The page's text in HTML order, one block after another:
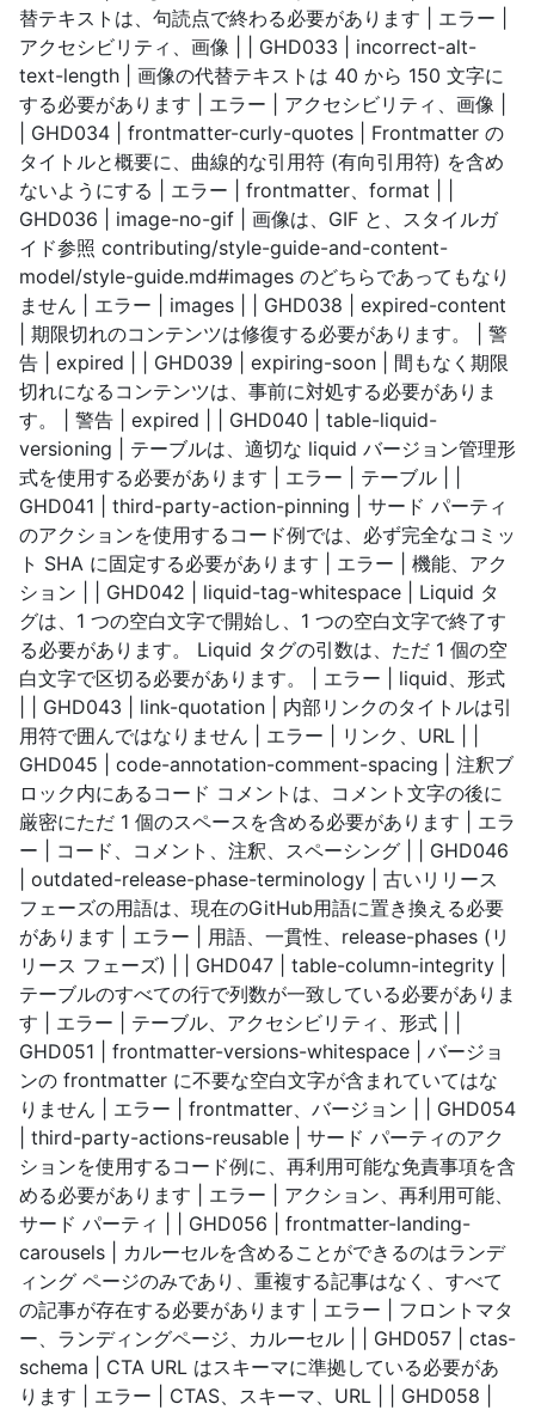
替テキストは、句読点で終わる必要があります | エラー |
アクセシビリティ、画像 | | GHD033 | incorrect-alt-
text-length | 画像の代替テキストは 40 から 150 文字に
する必要があります | エラー | アクセシビリティ、画像 |
| GHD034 | frontmatter-curly-quotes | Frontmatter の
タイトルと概要に、曲線的な引用符 (有向引用符) を含め
ないようにする | エラー | frontmatter、format | |
GHD036 | image-no-gif | 画像は、GIF と、スタイルガ
イド参照 contributing/style-guide-and-content-
model/style-guide.md#images のどちらであってもなり
ません | エラー | images | | GHD038 | expired-content
| 期限切れのコンテンツは修復する必要があります。 | 警
告 | expired | | GHD039 | expiring-soon | 間もなく期限
切れになるコンテンツは、事前に対処する必要がありま
す。 | 警告 | expired | | GHD040 | table-liquid-
versioning | テーブルは、適切な liquid バージョン管理形
式を使用する必要があります | エラー | テーブル | |
GHD041 | third-party-action-pinning | サード パーティ
のアクションを使用するコード例では、必ず完全なコミッ
ト SHA に固定する必要があります | エラー | 機能、アク
ション | | GHD042 | liquid-tag-whitespace | Liquid タ
グは、1 つの空白文字で開始し、1 つの空白文字で終了す
る必要があります。 Liquid タグの引数は、ただ 1 個の空
白文字で区切る必要があります。 | エラー | liquid、形式
| | GHD043 | link-quotation | 内部リンクのタイトルは引
用符で囲んではなりません | エラー | リンク、URL | |
GHD045 | code-annotation-comment-spacing | 注釈ブ
ロック内にあるコード コメントは、コメント文字の後に
厳密にただ 1 個のスペースを含める必要があります | エラ
ー | コード、コメント、注釈、スペーシング | | GHD046
| outdated-release-phase-terminology | 古いリリース
フェーズの用語は、現在のGitHub用語に置き換える必要
があります | エラー | 用語、一貫性、release-phases (リ
リース フェーズ) | | GHD047 | table-column-integrity |
テーブルのすべての行で列数が一致している必要がありま
す | エラー | テーブル、アクセシビリティ、形式 | |
GHD051 | frontmatter-versions-whitespace | バージョ
ンの frontmatter に不要な空白文字が含まれていてはな
りません | エラー | frontmatter、バージョン | | GHD054
| third-party-actions-reusable | サード パーティのアク
ションを使用するコード例に、再利用可能な免責事項を含
める必要があります | エラー | アクション、再利用可能、
サード パーティ | | GHD056 | frontmatter-landing-
carousels | カルーセルを含めることができるのはランデ
ィング ページのみであり、重複する記事はなく、すべて
の記事が存在する必要があります | エラー | フロントマタ
ー、ランディングページ、カルーセル | | GHD057 | ctas-
schema | CTA URL はスキーマに準拠している必要があ
ります | エラー | CTAS、スキーマ、URL | | GHD058 |